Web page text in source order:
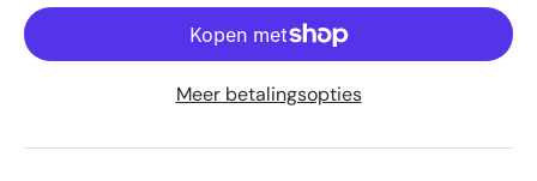
Meer betalingsopties